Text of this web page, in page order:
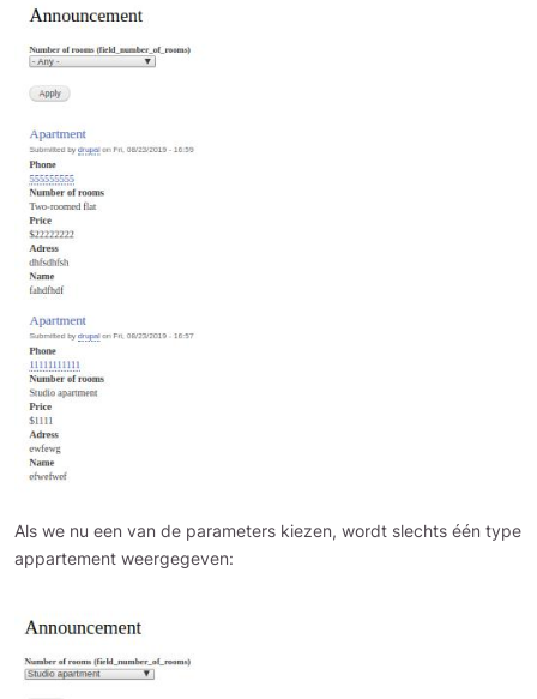
Als we nu een van de parameters kiezen, wordt slechts één type
appartement weergegeven: